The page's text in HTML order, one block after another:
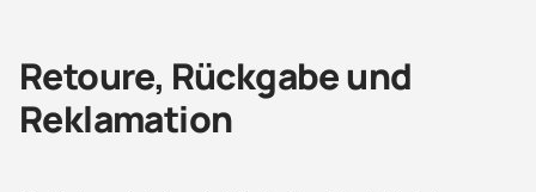
Retoure, Rückgabe und
Reklamation